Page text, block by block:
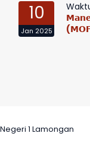
10
Jan 2025
1 Lamongan